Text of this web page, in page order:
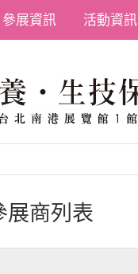
參展資訊 活動資訊
展商列表